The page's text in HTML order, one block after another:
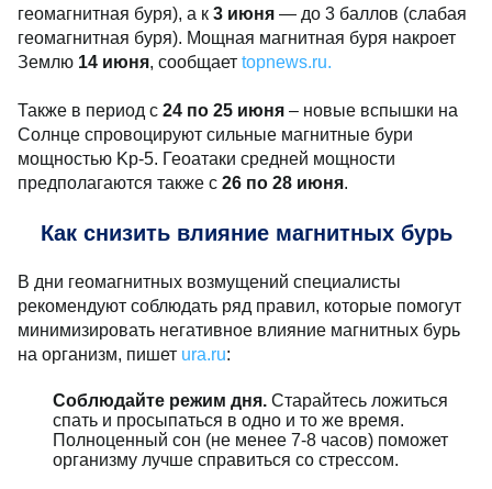
геомагнитная буря), а к 3 июня — до 3 баллов (слабая
геомагнитная буря). Мощная магнитная буря накроет
Землю 14 июня, сообщает topnews.ru.
Также в период с 24 по 25 июня – новые вспышки на
Солнце спровоцируют сильные магнитные бури
мощностью Kp-5. Геоатаки средней мощности
предполагаются также с 26 по 28 июня.
Как снизить влияние магнитных бурь
В дни геомагнитных возмущений специалисты
рекомендуют соблюдать ряд правил, которые помогут
минимизировать негативное влияние магнитных бурь
на организм, пишет ura.ru:
Соблюдайте режим дня. Старайтесь ложиться
спать и просыпаться в одно и то же время.
Полноценный сон (не менее 7-8 часов) поможет
организму лучше справиться со стрессом.